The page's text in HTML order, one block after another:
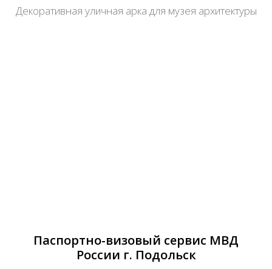
Декоративная уличная арка для музея архитектуры
Паспортно-визовый сервис МВД
России г. Подольск